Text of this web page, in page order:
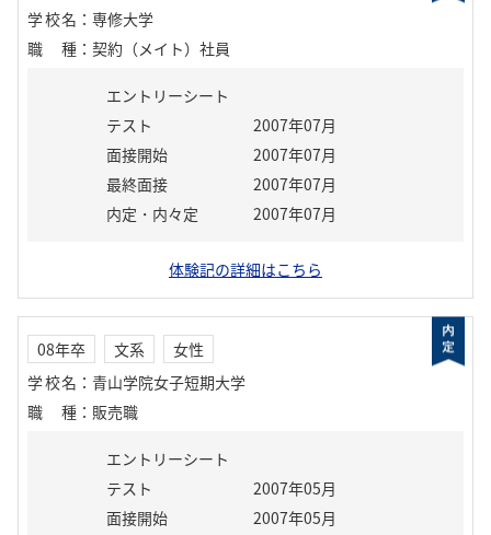
学校名 ： 専修大学
職種 ： 契約（メイト）社員
エントリーシート
テスト
2007年07月
面接開始
2007年07月
最終面接
2007年07月
内定・内々定
2007年07月
体験記の詳細はこちら
08年卒 文系
女性
学校名 ： 青山学院女子短期大学
職種 ： 販売職
エントリーシート
テスト
2007年05月
面接開始
2007年05月